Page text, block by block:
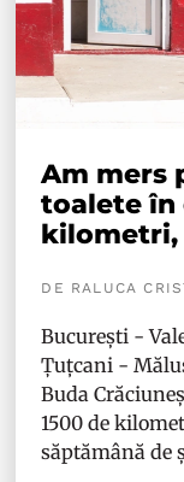
Am mers
toalete în
kilometri,
DE RALUCA
București -
Țuțcani -
Buda
1500 de
săptămână de